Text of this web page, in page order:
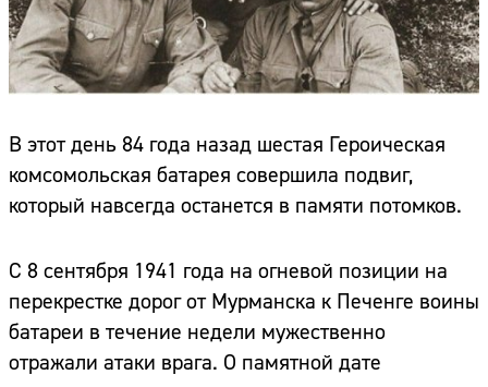
В этот день 84 года назад шестая Героическая
комсомольская батарея совершила подвиг,
который навсегда останется в памяти потомков.
С 8 сентября 1941 года на огневой позиции на
перекрестке дорог от Мурманска к Печенге воины
батареи в течение недели мужественно
отражали атаки врага. О памятной дате